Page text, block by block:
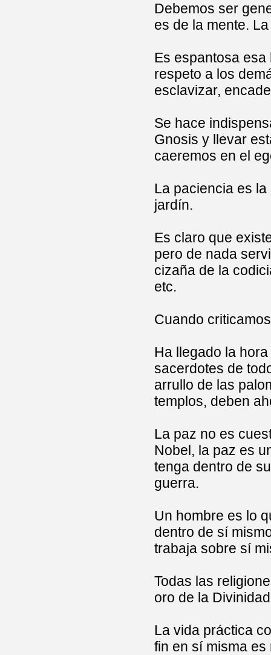
Debemos ser
es de la mente.
Es espantosa
respeto a los
esclavizar,
Se hace
Gnosis y llevar
caeremos en el
La paciencia es
jardín.
Es claro que
pero de nada
cizaña de la
etc.
Cuando
Ha llegado la
sacerdotes de
arrullo de las
templos, deben
La paz no es
Nobel, la paz es
tenga dentro de
guerra.
Un hombre es lo
dentro de sí
trabaja sobre sí
Todas las
oro de la
La vida práctica
fin en sí misma